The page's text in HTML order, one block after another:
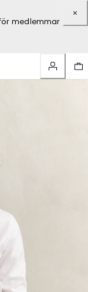
medlemmar